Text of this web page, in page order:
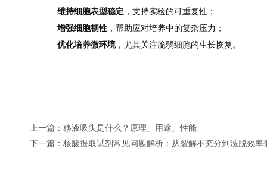
维持细胞表型稳定 ，支持实验的可重复性；
增强细胞韧性 ，帮助应对培养中的复杂压力；
优化培养微环境，尤其关注脆弱细胞的生长恢复。
上一篇： 移液吸头是什么？原理、用途、性能
下一篇： 核酸提取试剂常见问题解析：从裂解不充分到洗脱效率